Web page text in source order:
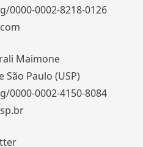
0000-0002-8218-0126
Maimone
São Paulo (USP)
0000-0002-4150-8084